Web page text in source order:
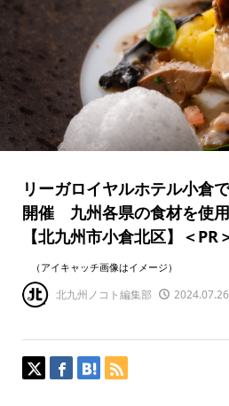
リーガロイヤルホテル小倉
開催 九州各県の食材を使
【北九州市小倉北区】＜PR
（アイキャッチ画像はイメージ）
北九州ノコト編集部 2024.07.26